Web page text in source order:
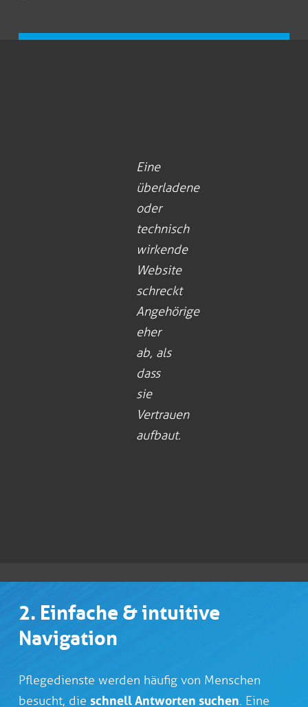
Eine
überladene
oder
technisch
wirkende
Website
schreckt
Angehörige
eher
ab, als
dass
sie
Vertrauen
aufbaut.
2. Einfache & intuitive
Navigation
Pflegedienste werden häufig von Menschen
besucht, die schnell Antworten suchen. Eine